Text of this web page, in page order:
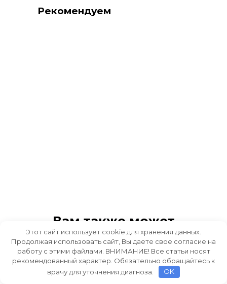
Рекомендуем
Вам также может
понравиться
Этот сайт использует cookie для хранения данных.
Продолжая использовать сайт, Вы даете свое согласие на
работу с этими файлами. ВНИМАНИЕ! Все статьи носят
рекомендованный характер. Обязательно обращайтесь к
врачу для уточнения диагноза.
OK